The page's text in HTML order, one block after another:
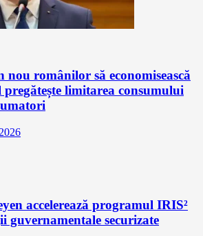
nou românilor să economisească
limitarea consumului
accelerează programul IRIS²
guvernamentale securizate